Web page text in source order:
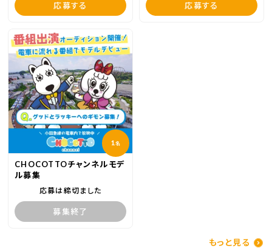
応募する 応募する
1名
CHOCOTTOチャンネルモデ
ル募集
応募は締切ました
募集終了
もっと見る